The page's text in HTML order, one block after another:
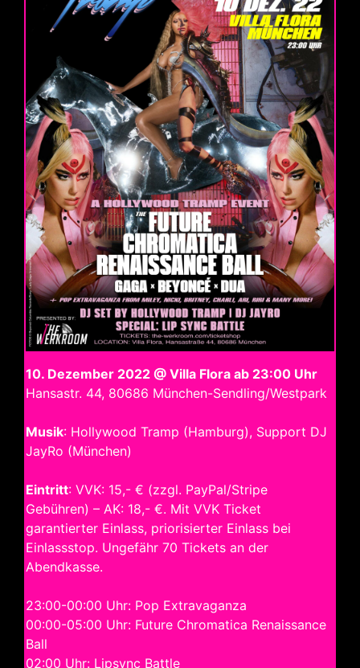
10. Dezember 2022 @ Villa Flora ab 23:00 Uhr
Hansastr. 44, 80686 München-Sendling/Westpark
Musik: Hollywood Tramp (Hamburg), Support DJ
JayRo (München)
Eintritt: VVK: 15,- € (zzgl. PayPal/Stripe
Gebühren) – AK: 18,- €. Mit VVK Ticket
garantierter Einlass, priorisierter Einlass bei
Einlassstop. Ungefähr 70 Tickets an der
Abendkasse.
23:00-00:00 Uhr: Pop Extravaganza
00:00-05:00 Uhr: Future Chromatica Renaissance
Ball
02:00 Uhr: Lipsync Battle